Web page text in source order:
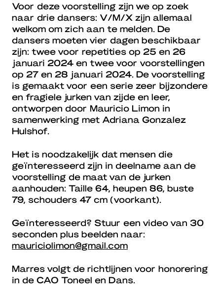
Voor deze voorstelling zijn we op zoek
naar drie dansers: V/M/X zijn allemaal
welkom om zich aan te melden. De
dansers moeten vier dagen beschikbaar
zijn: twee voor repetities op 25 en 26
januari 2024 en twee voor voorstellingen
op 27 en 28 januari 2024. De voorstelling
is gemaakt voor een serie zeer bijzondere
en fragiele jurken van zijde en leer,
ontworpen door Mauricio Limon in
samenwerking met Adriana Gonzalez
Hulshof.
Het is noodzakelijk dat mensen die
geïnteresseerd zijn in deelname aan de
voorstelling de maat van de jurken
aanhouden: Taille 64, heupen 86, buste
79, schouders 47 cm (voorkant).
Geïnteresseerd? Stuur een video van 30
seconden plus beelden naar:
mauriciolimon@gmail.com
Marres volgt de richtlijnen voor honorering
in de CAO Toneel en Dans.